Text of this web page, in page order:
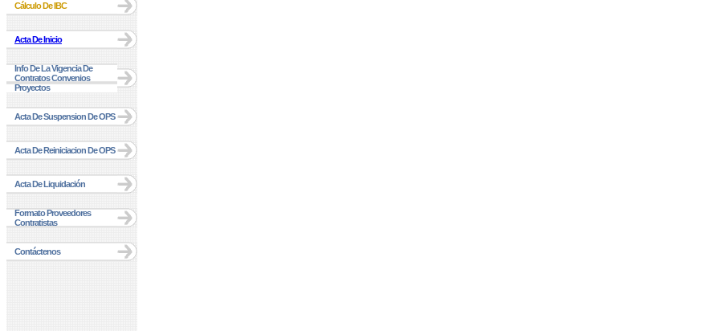
Cálculo De IBC
Acta De Inicio
Info De La Vigencia De
Contratos Convenios
Proyectos
Acta De Suspension De OPS
Acta De Reiniciacion De OPS
Acta De Liquidación
Formato Proveedores
Contratistas
Contáctenos